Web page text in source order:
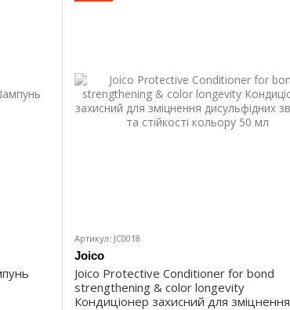
Артикул: JC0018
Joico
Joico Protective Conditioner for bond
strengthening & color longevity
Кондиціонер захисний для зміцнення